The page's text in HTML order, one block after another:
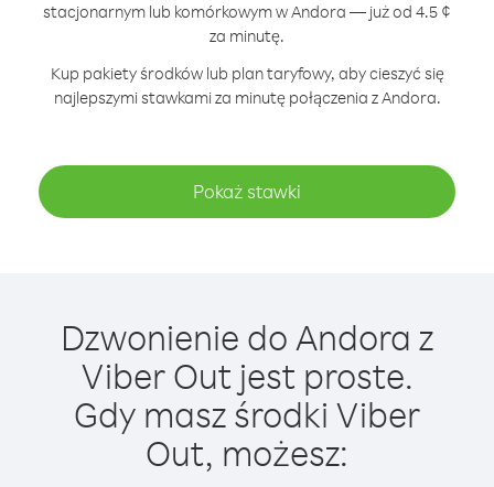
stacjonarnym lub komórkowym w Andora — już od 4.5 ¢
za minutę.
Kup pakiety środków lub plan taryfowy, aby cieszyć się
najlepszymi stawkami za minutę połączenia z Andora.
Pokaż stawki
Dzwonienie do Andora z
Viber Out jest proste.
Gdy masz środki Viber
Out, możesz: